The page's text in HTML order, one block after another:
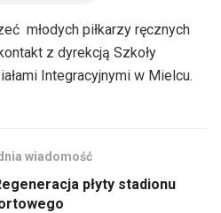
młodych piłkarzy ręcznych
z dyrekcją Szkoły
Integracyjnymi w Mielcu.
wiadomość
płyty stadionu